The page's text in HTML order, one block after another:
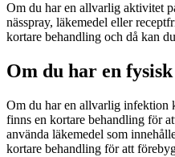
Om du har en allvarlig aktivitet
nässpray, läkemedel eller
kortare behandling och då kan
Om du har en
Om du har en allvarlig infektion
finns en kortare behandling för
använda läkemedel som
kortare behandling för att